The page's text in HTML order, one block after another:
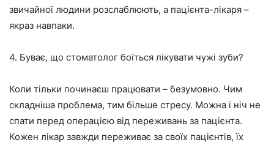
звичайної людини розслаблюють, а пацієнта-лікаря –
якраз навпаки.
4. Буває, що стоматолог боїться лікувати чужі зуби?
Коли тільки починаєш працювати – безумовно. Чим
складніша проблема, тим більше стресу. Можна і ніч не
спати перед операцією від переживань за пацієнта.
Кожен лікар завжди переживає за своїх пацієнтів, їх